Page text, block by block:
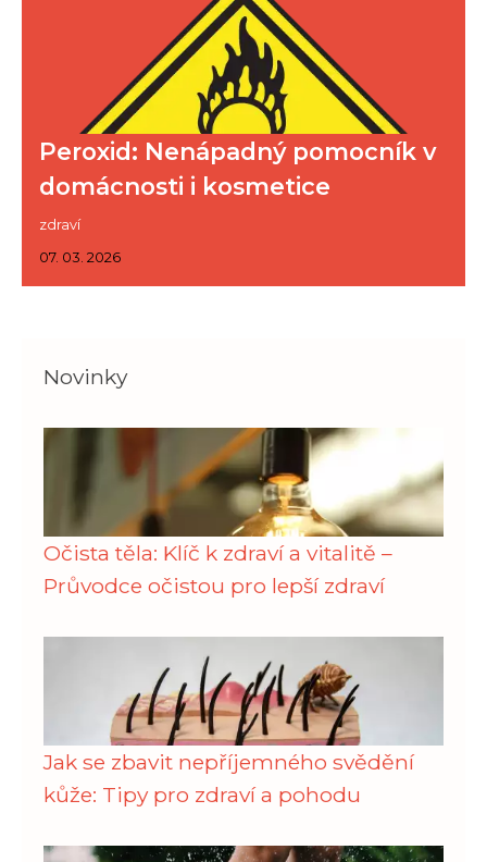
Peroxid: Nenápadný pomocník v
domácnosti i kosmetice
zdraví
07. 03. 2026
Novinky
Očista těla: Klíč k zdraví a vitalitě –
Průvodce očistou pro lepší zdraví
Jak se zbavit nepříjemného svědění
kůže: Tipy pro zdraví a pohodu